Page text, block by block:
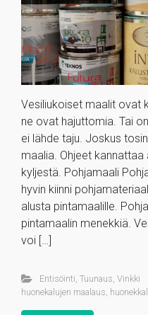
Vesiliukoiset maalit ovat
ne ovat hajuttomia. Tai
ei lähde taju. Joskus
maalia. Ohjeet kannattaa
kyljestä. Pohjamaali
hyvin kiinni
alusta pintamaalille.
pintamaalin menekkiä.
voi […]
Entisöinti Tuunaus Vinkki
huonekalujen maalaus